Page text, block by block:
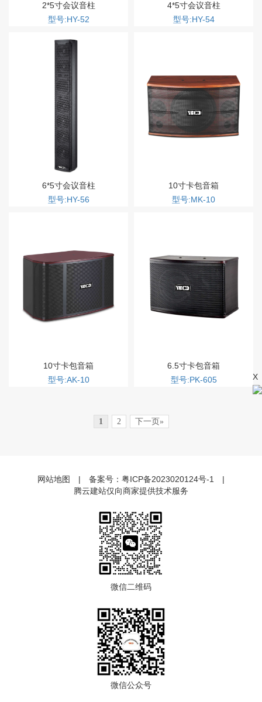
2*5寸会议音柱
型号:HY-52
4*5寸会议音柱
型号:HY-54
6*5寸会议音柱
型号:HY-56
10寸卡包音箱
型号:MK-10
10寸卡包音箱
型号:AK-10
6.5寸卡包音箱
型号:PK-605
1 2 下一页»
网站地图 | 备案号： 粤ICP备2023020124号-1
|
腾云建站仅向商家提供技术服务
微信二维码
微信公众号
X